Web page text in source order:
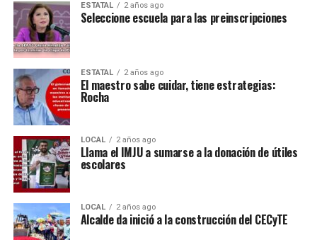
ESTATAL 2 años ago
Seleccione escuela para las preinscripciones
ESTATAL 2 años ago
El maestro sabe cuidar, tiene estrategias:
Rocha
LOCAL 2 años ago
Llama el IMJU a sumarse a la donación de útiles
escolares
LOCAL 2 años ago
Alcalde da inició a la construcción del CECyTE